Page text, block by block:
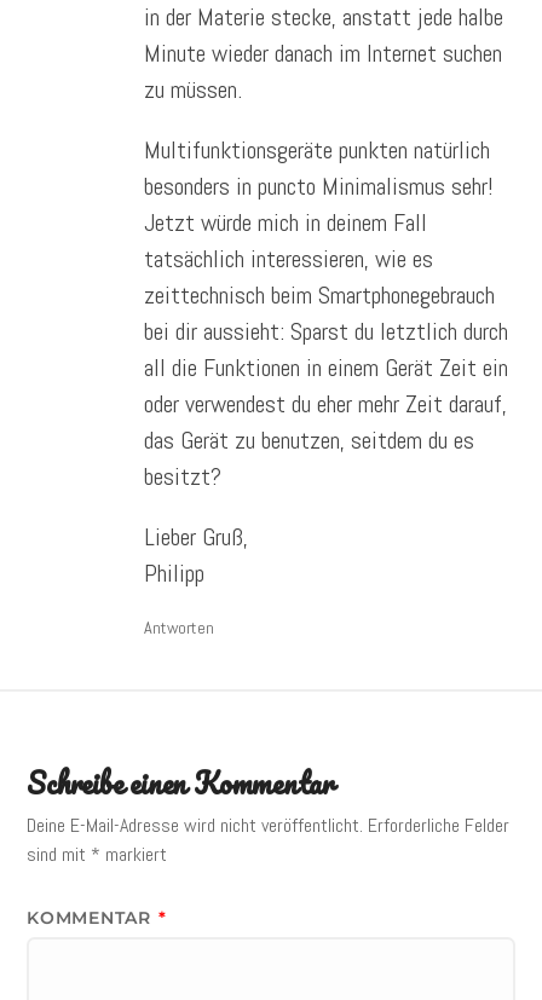
in der Materie stecke, anstatt jede halbe
Minute wieder danach im Internet suchen
zu müssen.
Multifunktionsgeräte punkten natürlich
besonders in puncto Minimalismus sehr!
Jetzt würde mich in deinem Fall
tatsächlich interessieren, wie es
zeittechnisch beim Smartphonegebrauch
bei dir aussieht: Sparst du letztlich durch
all die Funktionen in einem Gerät Zeit ein
oder verwendest du eher mehr Zeit darauf,
das Gerät zu benutzen, seitdem du es
besitzt?
Lieber Gruß,
Philipp
Antworten
Schreibe einen Kommentar
Deine E-Mail-Adresse wird nicht veröffentlicht. Erforderliche Felder
sind mit * markiert
KOMMENTAR *